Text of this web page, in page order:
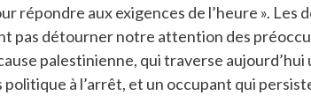
répondre aux exigences de l’heure ». Les
pas détourner notre attention des
palestinienne, qui traverse
à l’arrêt, et un occupant qui